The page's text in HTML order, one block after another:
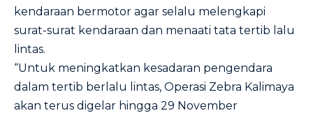
kendaraan bermotor agar selalu melengkapi
surat-surat kendaraan dan menaati tata tertib lalu
lintas.
“Untuk meningkatkan kesadaran pengendara
dalam tertib berlalu lintas, Operasi Zebra Kalimaya
akan terus digelar hingga 29 November